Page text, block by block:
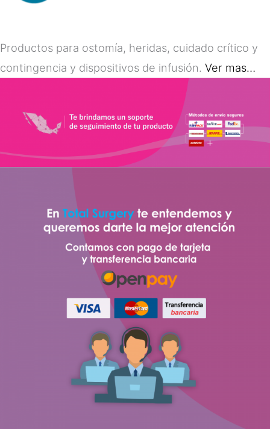
Productos para ostomía, heridas, cuidado crítico y
contingencia y dispositivos de infusión. Ver mas…